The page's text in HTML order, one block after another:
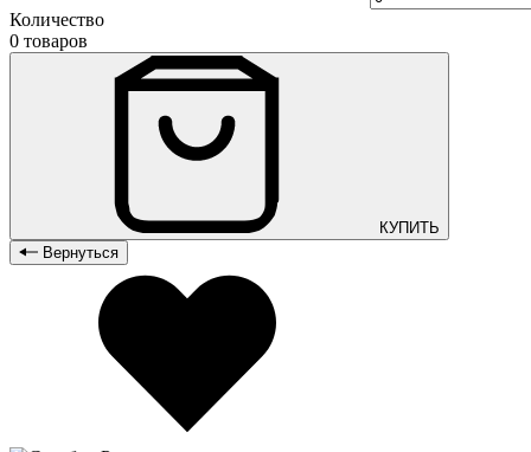
Количество
0 товаров
КУПИТЬ
Вернуться